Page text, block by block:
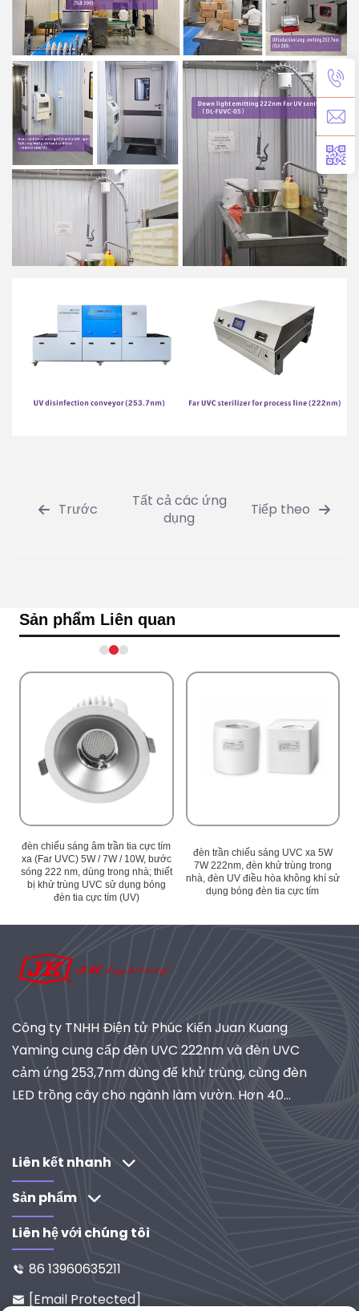
Trước
Tất cả các ứng
dụng
Tiếp theo
Sản phẩm Liên quan
đèn chiếu sáng âm trần tia cực tím
xa (Far UVC) 5W / 7W / 10W, bước
sóng 222 nm, dùng trong nhà; thiết
bị khử trùng UVC sử dụng bóng
đèn tia cực tím (UV)
đèn trần chiếu sáng UVC xa 5W
7W 222nm, đèn khử trùng trong
nhà, đèn UV điều hòa không khí sử
dụng bóng đèn tia cực tím
Công ty TNHH Điện tử Phúc Kiến Juan Kuang
Yaming cung cấp đèn UVC 222nm và đèn UVC
cảm ứng 253,7nm dùng để khử trùng, cùng đèn
LED trồng cây cho ngành làm vườn. Hơn 40
công nghiệp. Khám phá các giải pháp do R&D
thúc đẩy của chúng tôi.
Liên kết nhanh
Sản phẩm
Liên hệ với chúng tôi
 86 13960635211
 [email Protected]